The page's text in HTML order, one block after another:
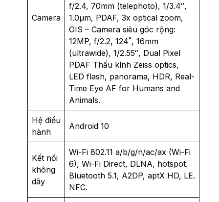
Camera
f/2.4, 70mm (telephoto), 1/3.4″,
1.0µm, PDAF, 3x optical zoom,
OIS – Camera siêu góc rộng:
12MP, f/2.2, 124˚, 16mm
(ultrawide), 1/2.55″, Dual Pixel
PDAF Thấu kính Zeiss optics,
LED flash, panorama, HDR, Real-
Time Eye AF for Humans and
Animals.
Hệ điều
hành
Android 10
Kết nối
không
dây
Wi-Fi 802.11 a/b/g/n/ac/ax (Wi-Fi
6), Wi-Fi Direct, DLNA, hotspot.
Bluetooth 5.1, A2DP, aptX HD, LE.
NFC.